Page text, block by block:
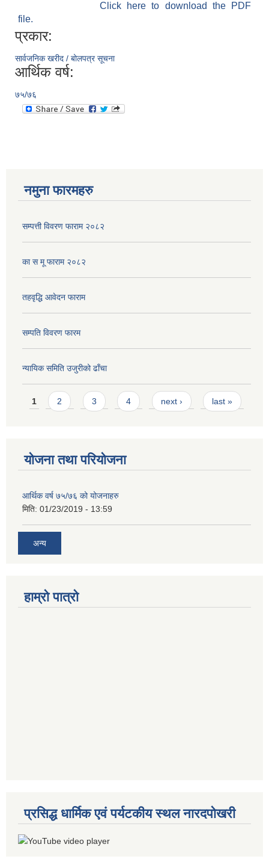
Click here to download the PDF
file.
प्रकार:
सार्वजनिक खरीद / बोलपत्र सूचना
आर्थिक वर्ष:
७५/७६
नमुना फारमहरु
सम्पत्ती विवरण फाराम २०८२
का स मू फाराम २०८२
तहवृद्धि आवेदन फाराम
सम्पति विवरण फारम
न्यायिक समिति उजुरीको ढाँचा
Pages
1 2 3 4 next › last »
योजना तथा परियोजना
आर्थिक वर्ष ७५/७६ को योजनाहरु
मिति: 01/23/2019 - 13:59
अन्य
हाम्रो पात्रो
प्रसिद्ध धार्मिक एवं पर्यटकीय स्थल नारदपोखरी